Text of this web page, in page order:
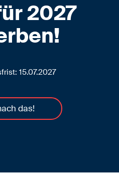
2027
15.07.2027
das!